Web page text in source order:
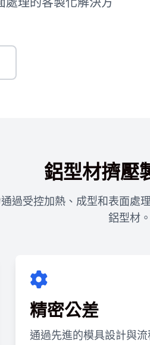
鋁型材擠壓
過受控加熱、成型和表面處
鋁型材。
精密公差
通過先進的模具設計與